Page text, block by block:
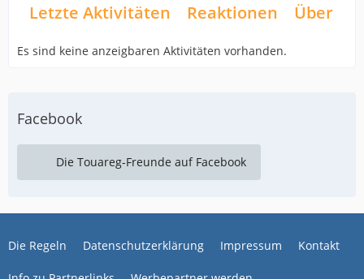
Letzte Aktivitäten Reaktionen Über
Es sind keine anzeigbaren Aktivitäten vorhanden.
Facebook
Die Touareg-Freunde auf Facebook
Die Regeln Datenschutzerklärung Impressum Kontakt